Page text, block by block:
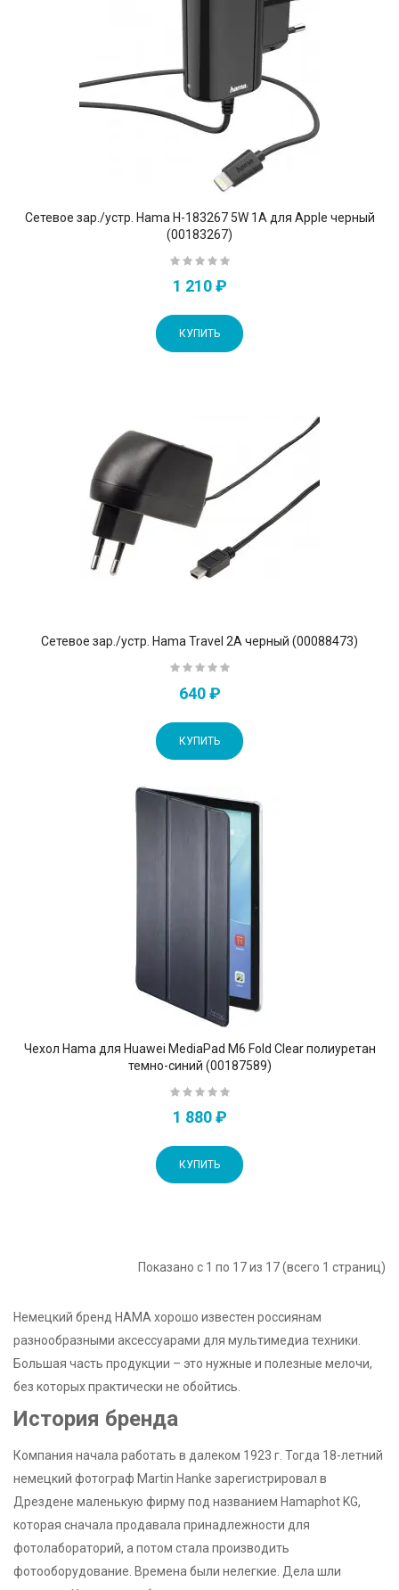
Сетевое зар./устр. Hama H-183267 5W 1A для Apple черный
(00183267)
1 210 ₽
КУПИТЬ
Сетевое зар./устр. Hama Travel 2A черный (00088473)
640 ₽
КУПИТЬ
Чехол Hama для Huawei MediaPad M6 Fold Clear полиуретан
темно-синий (00187589)
1 880 ₽
КУПИТЬ
Показано с 1 по 17 из 17 (всего 1 страниц)
Немецкий бренд HAMA хорошо известен россиянам
разнообразными аксессуарами для мультимедиа техники.
Большая часть продукции – это нужные и полезные мелочи,
без которых практически не обойтись.
История бренда
Компания начала работать в далеком 1923 г. Тогда 18-летний
немецкий фотограф Martin Hanke зарегистрировал в
Дрездене маленькую фирму под названием Hamaphot KG,
которая сначала продавала принадлежности для
фотолабораторий, а потом стала производить
фотооборудование. Времена были нелегкие. Дела шли